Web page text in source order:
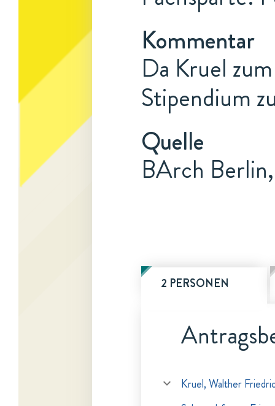
Kommentar
Da Kruel
Stipendium
Quelle
BArch
2 PERSONEN
Kruel, Walther